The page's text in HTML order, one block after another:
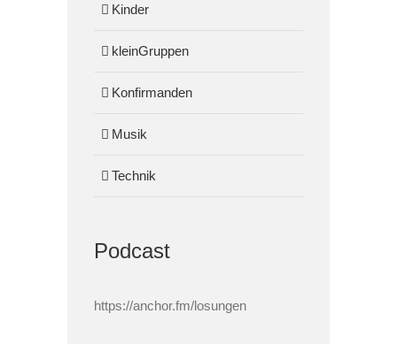
Kinder
kleinGruppen
Konfirmanden
Musik
Technik
Podcast
https://anchor.fm/losungen